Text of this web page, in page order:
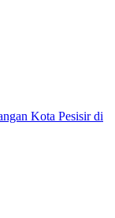
Kota Pesisir di